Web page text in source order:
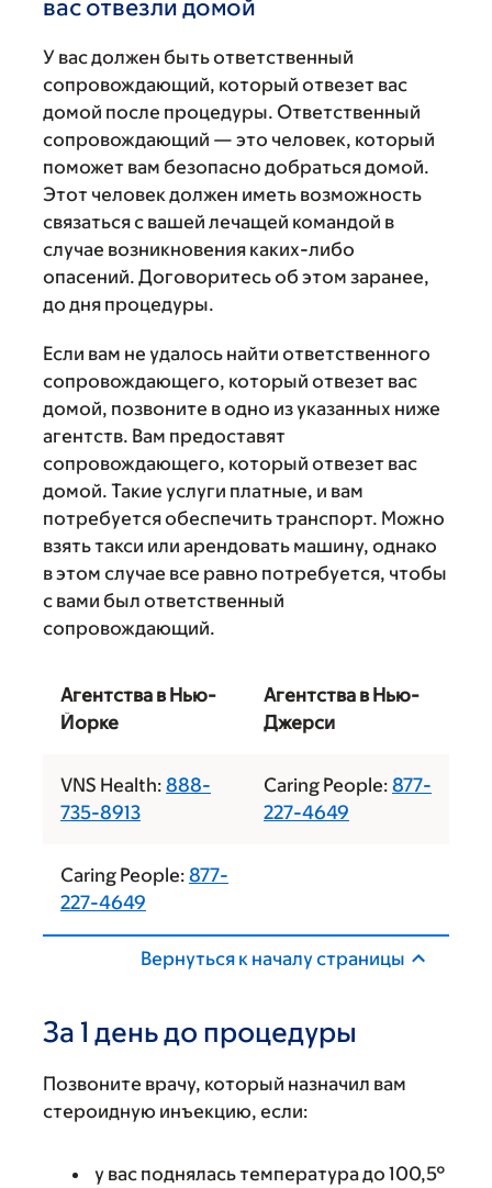
вас отвезли домой
У вас должен быть ответственный
сопровождающий, который отвезет вас
домой после процедуры. Ответственный
сопровождающий — это человек, который
поможет вам безопасно добраться домой.
Этот человек должен иметь возможность
связаться с вашей лечащей командой в
случае возникновения каких-либо
опасений. Договоритесь об этом заранее,
до дня процедуры.
Если вам не удалось найти ответственного
сопровождающего, который отвезет вас
домой, позвоните в одно из указанных ниже
агентств. Вам предоставят
сопровождающего, который отвезет вас
домой. Такие услуги платные, и вам
потребуется обеспечить транспорт. Можно
взять такси или арендовать машину, однако
в этом случае все равно потребуется, чтобы
с вами был ответственный
сопровождающий.
Агентства в Нью-
Йорке
Агентства в Нью-
Джерси
VNS Health: 888-
735-8913
Caring People: 877-
227-4649
Caring People: 877-
227-4649
Вернуться к началу страницы
За 1 день до процедуры
Позвоните врачу, который назначил вам
стероидную инъекцию, если:
у вас поднялась температура до 100,5°